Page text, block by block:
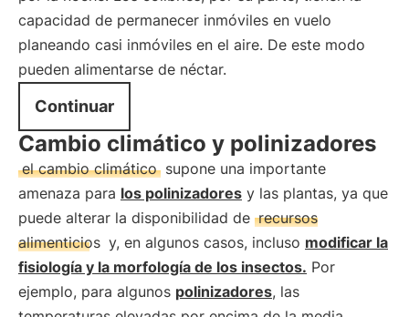
capacidad de permanecer inmóviles en vuelo
planeando casi inmóviles en el aire. De este modo
pueden alimentarse de néctar.
Continuar
Cambio climático y polinizadores
el cambio climático supone una importante
amenaza para los polinizadores y las plantas, ya que
puede alterar la disponibilidad de recursos
alimenticios y, en algunos casos, incluso modificar la
fisiología y la morfología de los insectos. Por
ejemplo, para algunos polinizadores, las